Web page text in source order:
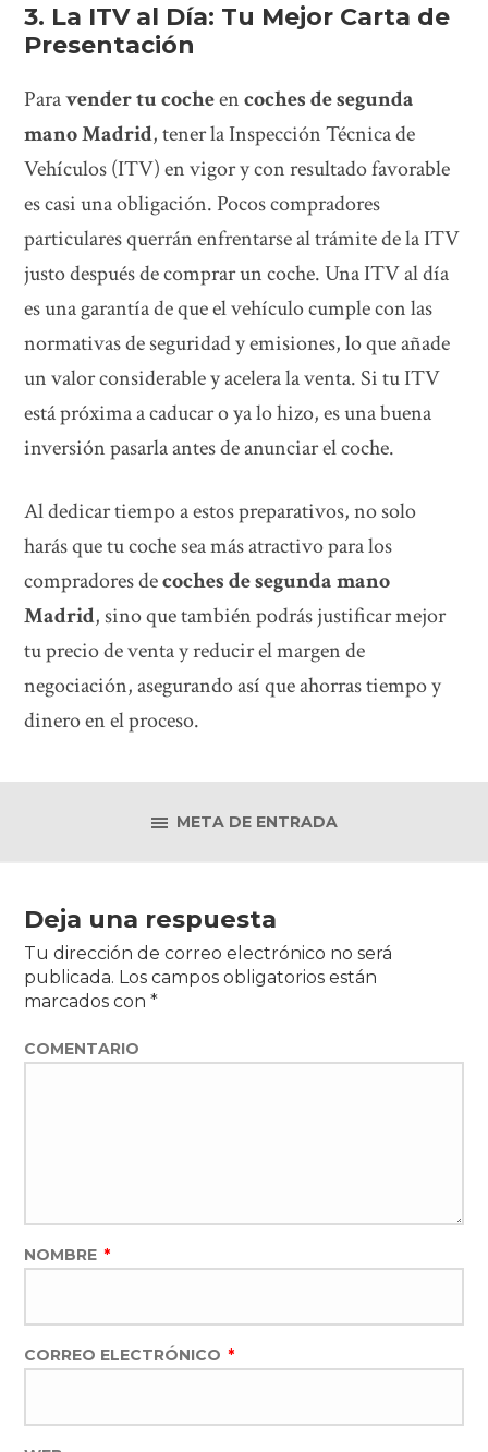
3. La ITV al Día: Tu Mejor Carta de
Presentación
Paravender tu cocheencoches de segunda
mano Madrid, tener la Inspección Técnica de
Vehículos (ITV) en vigor y con resultado favorable
es casi una obligación. Pocos compradores
particulares querrán enfrentarse al trámite de la ITV
justo después de comprar un coche. Una ITV al día
es una garantía de que el vehículo cumple con las
normativas de seguridad y emisiones, lo que añade
un valor considerable y acelera la venta. Si tu ITV
está próxima a caducar o ya lo hizo, es una buena
inversión pasarla antes de anunciar el coche.
Al dedicar tiempo a estos preparativos, no solo
harás que tu coche sea más atractivo para los
compradores decoches de segunda mano
Madrid, sino que también podrás justificar mejor
tu precio de venta y reducir el margen de
negociación, asegurando así que ahorras tiempo y
dinero en el proceso.
META DE ENTRADA
Deja una respuesta
Tu dirección de correo electrónico no será
publicada. Los campos obligatorios están
marcados con*
COMENTARIO
NOMBRE *
CORREO ELECTRÓNICO *